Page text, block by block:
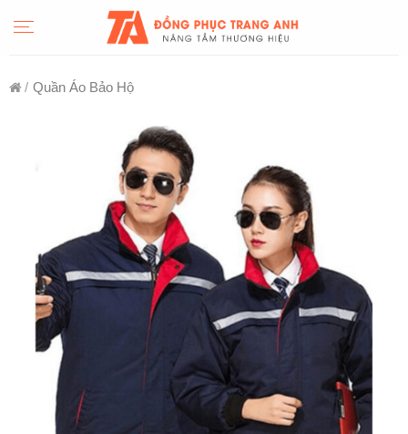
/ Quần Áo Bảo Hộ